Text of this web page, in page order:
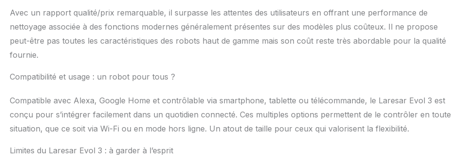
Avec un rapport qualité/prix remarquable, il surpasse les attentes des utilisateurs en offrant une performance de
nettoyage associée à des fonctions modernes généralement présentes sur des modèles plus coûteux. Il ne propose
peut-être pas toutes les caractéristiques des robots haut de gamme mais son coût reste très abordable pour la qualité
fournie.
Compatibilité et usage : un robot pour tous ?
Compatible avec Alexa, Google Home et contrôlable via smartphone, tablette ou télécommande, le Laresar Evol 3 est
conçu pour s’intégrer facilement dans un quotidien connecté. Ces multiples options permettent de le contrôler en toute
situation, que ce soit via Wi-Fi ou en mode hors ligne. Un atout de taille pour ceux qui valorisent la flexibilité.
Limites du Laresar Evol 3 : à garder à l’esprit